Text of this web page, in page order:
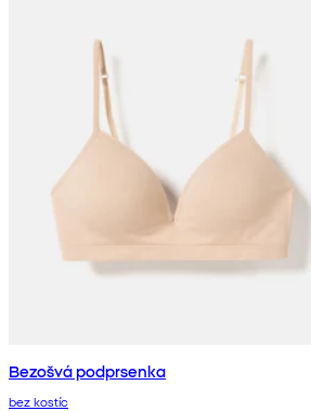
Bezošvá podprsenka
bez kostíc